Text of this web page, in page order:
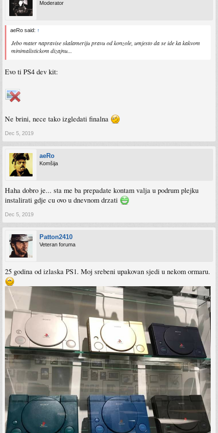
Moderator
aeRo said: ↑
Jebo mater napravise skalameriju pravu od konzole, umjesto da se ide ka kakvom
minimalistickom dizajnu...
Evo ti PS4 dev kit:
Ne brini, nece tako izgledati finalna
Dec 5, 2019
aeRo
Komšija
Haha dobro je... sta me ba prepadate kontam valja u podrum plejku
instalirati gdje cu ovo u dnevnom drzati
Dec 5, 2019
Patton2410
Veteran foruma
25 godina od izlaska PS1. Moj srebeni upakovan sjedi u nekom ormaru.